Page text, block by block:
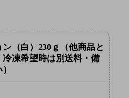
（白）230ｇ（他商品と
冷凍希望時は別送料・備